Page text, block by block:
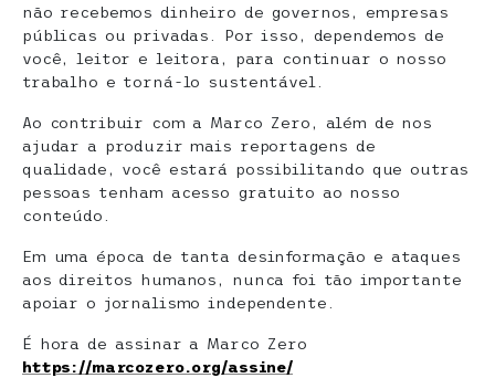
não recebemos dinheiro de governos, empresas
públicas ou privadas. Por isso, dependemos de
você, leitor e leitora, para continuar o nosso
trabalho e torná-lo sustentável.
Ao contribuir com a Marco Zero, além de nos
ajudar a produzir mais reportagens de
qualidade, você estará possibilitando que outras
pessoas tenham acesso gratuito ao nosso
conteúdo.
Em uma época de tanta desinformação e ataques
aos direitos humanos, nunca foi tão importante
apoiar o jornalismo independente.
É hora de assinar a Marco Zero
https://marcozero.org/assine/